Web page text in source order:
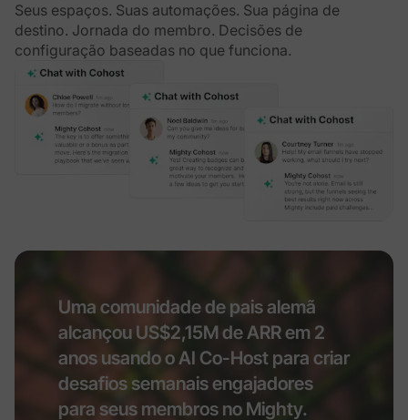
Seus espaços. Suas automações. Sua página de
destino. Jornada do membro. Decisões de
configuração baseadas no que funciona.
Uma comunidade de pais alemã
alcançou US$2,15M de ARR em 2
anos usando o AI Co-Host para criar
desafios semanais engajadores
para seus membros no Mighty.